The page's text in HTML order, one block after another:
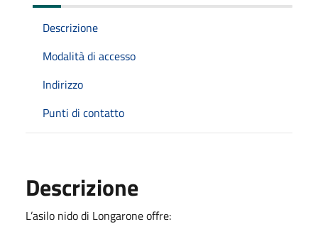
Descrizione
Modalità di accesso
Indirizzo
Punti di contatto
Descrizione
L’asilo nido di Longarone offre: